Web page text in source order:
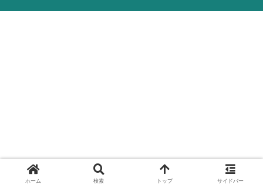
ホーム 検索 トップ サイドバー